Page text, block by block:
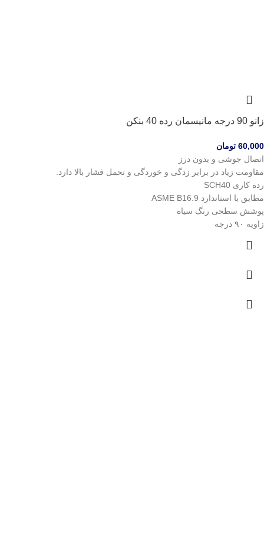
زانو 90 درجه مانیسمان رده 40 بنکن
60,000 تومان
اتصال جوشی و بدون درز
مقاومت زیاد در برابر زدگی و خوردگی و تحمل فشار بالا دارد.
رده کاری SCH40
مطابق با استاندارد ASME B16.9
پوشش سطحی رنگ سیاه
زاویه ۹۰ درجه